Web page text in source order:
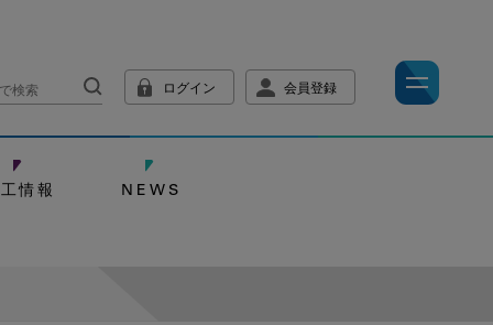
ログイン 会員登録
情報 NEWS